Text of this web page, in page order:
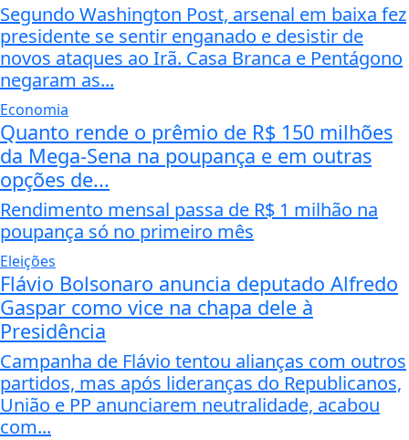
Segundo Washington Post, arsenal em baixa fez
presidente se sentir enganado e desistir de
novos ataques ao Irã. Casa Branca e Pentágono
negaram as...
Economia
Quanto rende o prêmio de R$ 150 milhões
da Mega-Sena na poupança e em outras
opções de...
Rendimento mensal passa de R$ 1 milhão na
poupança só no primeiro mês
Eleições
Flávio Bolsonaro anuncia deputado Alfredo
Gaspar como vice na chapa dele à
Presidência
Campanha de Flávio tentou alianças com outros
partidos, mas após lideranças do Republicanos,
União e PP anunciarem neutralidade, acabou
com...